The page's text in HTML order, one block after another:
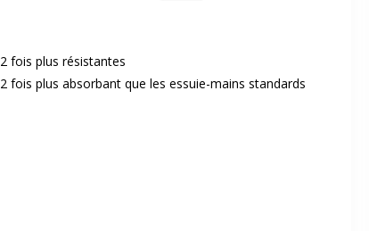
2 fois plus résistantes
2 fois plus absorbant que les essuie-mains standards